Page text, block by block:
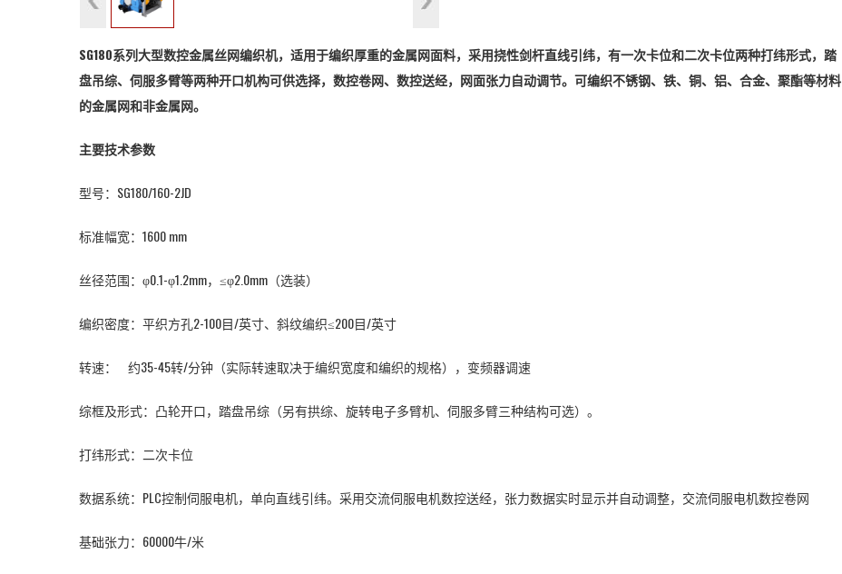
SG180系列大型数控金属丝网编织机，适用于编织厚重的金属网面料，采用挠性剑杆直线引纬，有一次卡位和二次卡位两种打纬形式，踏
盘吊综、伺服多臂等两种开口机构可供选择，数控卷网、数控送经，网面张力自动调节。可编织不锈钢、铁、铜、铝、合金、聚酯等材料
的金属网和非金属网。
主要技术参数
型号： SG180/160-2JD
标准幅宽：1600 mm
丝径范围：φ0.1-φ1.2mm，≤φ2.0mm（选装）
编织密度：平织方孔2-100目/英寸、斜纹编织≤200目/英寸
转速： 约35-45转/分钟（实际转速取决于编织宽度和编织的规格），变频器调速
综框及形式：凸轮开口，踏盘吊综（另有拱综、旋转电子多臂机、伺服多臂三种结构可选）。
打纬形式：二次卡位
数据系统：PLC控制伺服电机，单向直线引纬。采用交流伺服电机数控送经，张力数据实时显示并自动调整，交流伺服电机数控卷网
基础张力：60000牛/米